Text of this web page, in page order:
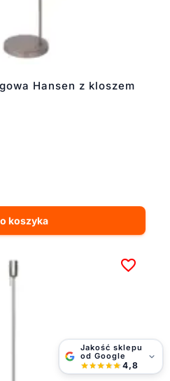
Hansen z kloszem
koszyka
Jakość sklepu
od Google
4,8